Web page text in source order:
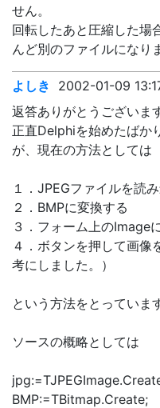
せん。
回転したあと圧縮した場
んど別のファイルになり
よしき
2002-01-09
返答ありがとうございま
正直Delphiを始めたばか
が、現在の方法としては
１．JPEGファイルを読
２．BMPに変換する
３．フォーム上のImage
４．ボタンを押して画像
考にしました。）
という方法をとっていま
ソースの概略としては
BMP:=TBitmap.Create;